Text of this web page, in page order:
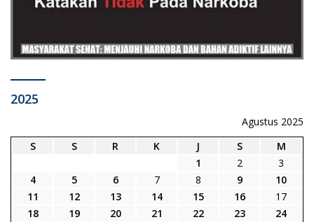
2025
Agustus 2025
S
S R K J S
M
1
2
3
4
5 6 7 8 9
10
11
12 13 14 15 16
17
18
19 20 21 22 23
24